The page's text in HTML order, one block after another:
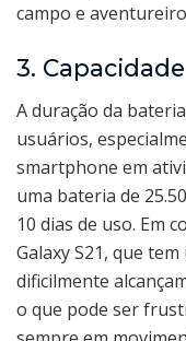
campo e
3.
A duração da
usuários,
smartphone em
uma bateria de
10 dias de uso. Em
Galaxy S21, que
dificilmente
o que pode ser